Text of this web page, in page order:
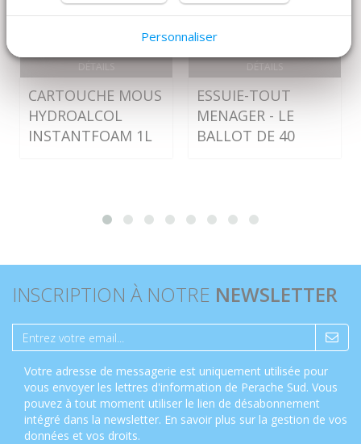
DÉTAILS
CARTOUCHE MOUS
HYDROALCOL
INSTANTFOAM 1L
DÉTAILS
ESSUIE-TOUT
MENAGER - LE
BALLOT DE 40
INSCRIPTION À NOTRE NEWSLETTER
Votre adresse de messagerie est uniquement utilisée pour
vous envoyer les lettres d'information de Perache Sud. Vous
pouvez à tout moment utiliser le lien de désabonnement
intégré dans la newsletter. En savoir plus sur la gestion de vos
données et vos droits.
Personnaliser